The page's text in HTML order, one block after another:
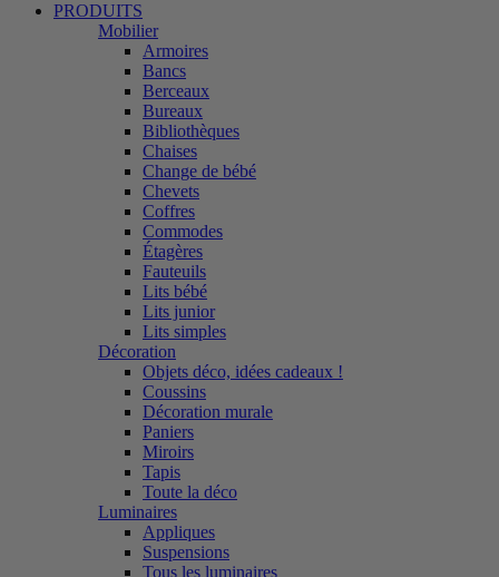
PRODUITS
Mobilier
Armoires
Bancs
Berceaux
Bureaux
Bibliothèques
Chaises
Change de bébé
Chevets
Coffres
Commodes
Étagères
Fauteuils
Lits bébé
Lits junior
Lits simples
Décoration
Objets déco, idées cadeaux !
Coussins
Décoration murale
Paniers
Miroirs
Tapis
Toute la déco
Luminaires
Appliques
Suspensions
Tous les luminaires